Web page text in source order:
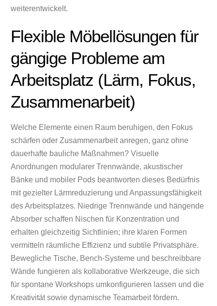
weiterentwickelt.
Flexible Möbellösungen für
gängige Probleme am
Arbeitsplatz (Lärm, Fokus,
Zusammenarbeit)
Welche Elemente einen Raum beruhigen, den Fokus
schärfen oder Zusammenarbeit anregen, ganz ohne
dauerhafte bauliche Maßnahmen? Visuelle
Anordnungen modularer Trennwände, akustischer
Bänke und mobiler Pods beantworten dieses Bedürfnis
mit gezielter Lärmreduzierung und Anpassungsfähigkeit
des Arbeitsplatzes. Niedrige Trennwände und hängende
Absorber schaffen Nischen für Konzentration und
erhalten gleichzeitig Sichtlinien; ihre klaren Formen
vermitteln räumliche Effizienz und subtile Privatsphäre.
Bewegliche Tische, Bench-Systeme und beschreibbare
Wände fungieren als kollaborative Werkzeuge, die sich
für spontane Workshops umkonfigurieren lassen und die
Kreativität sowie dynamische Teamarbeit fördern.